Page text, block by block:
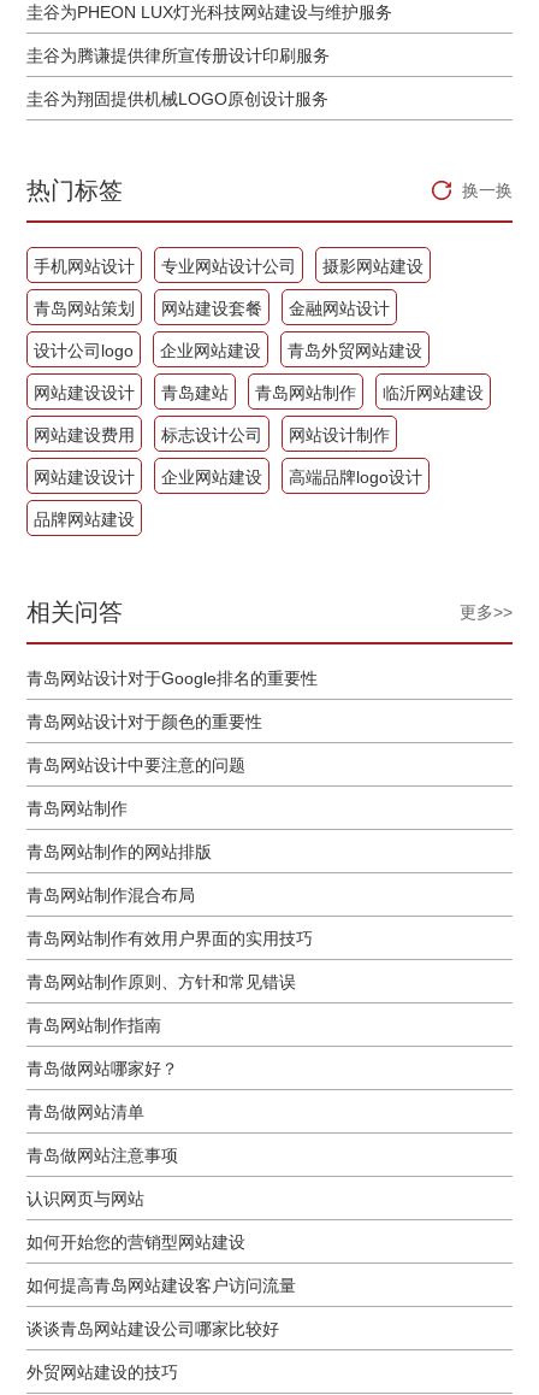
圭谷为PHEON LUX灯光科技网站建设与维护服务
圭谷为腾谦提供律所宣传册设计印刷服务
圭谷为翔固提供机械LOGO原创设计服务
热门标签 换一换
手机网站设计 专业网站设计公司 摄影网站建设
青岛网站策划 网站建设套餐 金融网站设计
设计公司logo 企业网站建设 青岛外贸网站建设
网站建设设计 青岛建站 青岛网站制作 临沂网站建设
网站建设费用 标志设计公司 网站设计制作
网站建设设计 企业网站建设 高端品牌logo设计
品牌网站建设
相关问答 更多>>
青岛网站设计对于Google排名的重要性
青岛网站设计对于颜色的重要性
青岛网站设计中要注意的问题
青岛网站制作
青岛网站制作的网站排版
青岛网站制作混合布局
青岛网站制作有效用户界面的实用技巧
青岛网站制作原则、方针和常见错误
青岛网站制作指南
青岛做网站哪家好？
青岛做网站清单
青岛做网站注意事项
认识网页与网站
如何开始您的营销型网站建设
如何提高青岛网站建设客户访问流量
谈谈青岛网站建设公司哪家比较好
外贸网站建设的技巧